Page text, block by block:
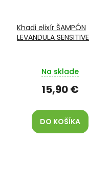
Khadi elixír ŠAMPÓN
LEVANDULA SENSITIVE
Na sklade
15,90 €
DO KOŠÍKA